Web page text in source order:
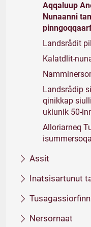
Aqqaluup
Nunaanni
Landsrådit
Kalatdlit-
Landsrådip
qinikkap
ukiunik 50-
Alloriarneq
Assit
Inatsisartunut
Nersornaat